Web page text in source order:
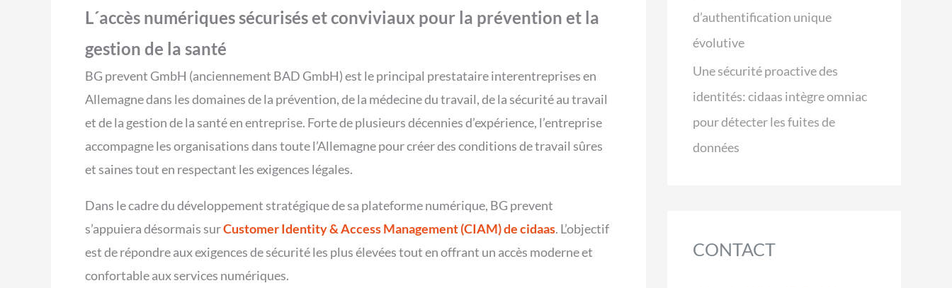
L´accès numériques sécurisés et conviviaux pour la prévention et la
gestion de la santé
BG prevent GmbH (anciennement BAD GmbH) est le principal prestataire interentreprises en
Allemagne dans les domaines de la prévention, de la médecine du travail, de la sécurité au travail
et de la gestion de la santé en entreprise. Forte de plusieurs décennies d’expérience, l’entreprise
accompagne les organisations dans toute l’Allemagne pour créer des conditions de travail sûres
et saines tout en respectant les exigences légales.
Dans le cadre du développement stratégique de sa plateforme numérique, BG prevent
s’appuiera désormais surCustomer Identity & Access Management (CIAM) de cidaas. L’objectif
est de répondre aux exigences de sécurité les plus élevées tout en offrant un accès moderne et
confortable aux services numériques.
d’authentification unique
évolutive
Une sécurité proactive des
identités: cidaas intègre omniac
pour détecter les fuites de
données
CONTACT